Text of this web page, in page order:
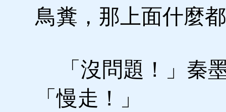
鳥糞，那上面什麼
「沒問題！」秦
「慢走！」